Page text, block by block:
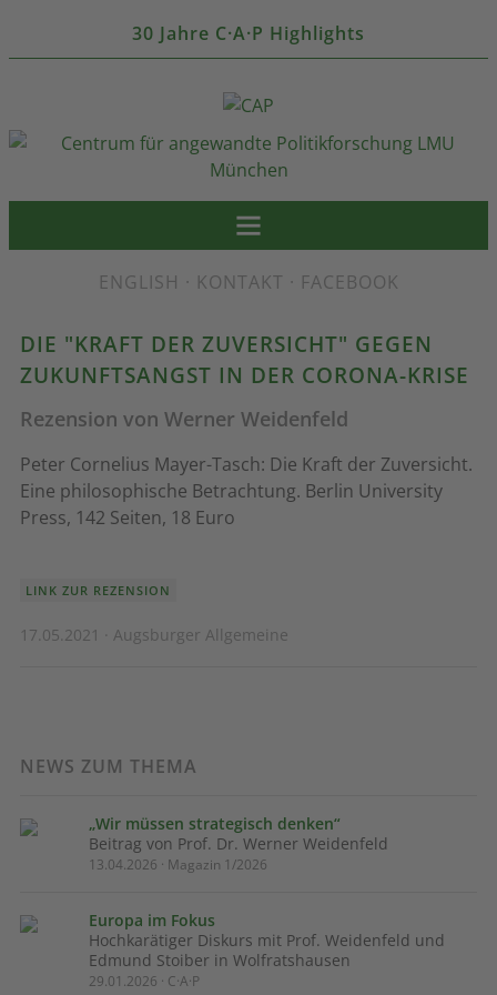
30 Jahre C·A·P Highlights
ENGLISH · KONTAKT · FACEBOOK
DIE "KRAFT DER ZUVERSICHT" GEGEN
ZUKUNFTSANGST IN DER CORONA-KRISE
Rezension von Werner Weidenfeld
Peter Cornelius Mayer-Tasch: Die Kraft der Zuversicht.
Eine philosophische Betrachtung. Berlin University
Press, 142 Seiten, 18 Euro
LINK ZUR REZENSION
17.05.2021 · Augsburger Allgemeine
NEWS ZUM THEMA
„Wir müssen strategisch denken“
Beitrag von Prof. Dr. Werner Weidenfeld
13.04.2026 · Magazin 1/2026
Europa im Fokus
Hochkarätiger Diskurs mit Prof. Weidenfeld und
Edmund Stoiber in Wolfratshausen
29.01.2026 · C·A·P